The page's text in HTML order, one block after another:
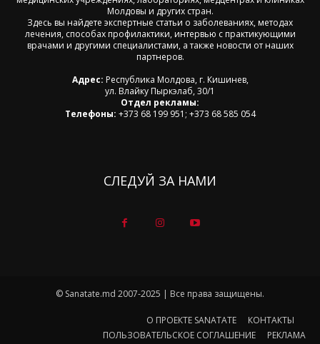
Молдовы и других стран.
Здесь вы найдете экспертные статьи о заболеваниях, методах
лечения, способах профилактики, интервью с практикующими
врачами и другими специалистами, а также новости от наших
партнеров.
Адрес: Республика Молдова, г. Кишинев,
ул. Влайку Пыркэлаб, 30/1
Отдел рекламы:
Телефоны: +373 68 199 951; +373 68 585 054
СЛЕДУЙ ЗА НАМИ
© Sanatate.md 2007-2025 | Все права защищены.
О ПРОЕКТЕ SANATATE
КОНТАКТЫ
ПОЛЬЗОВАТЕЛЬСКОЕ СОГЛАШЕНИЕ
РЕКЛАМА